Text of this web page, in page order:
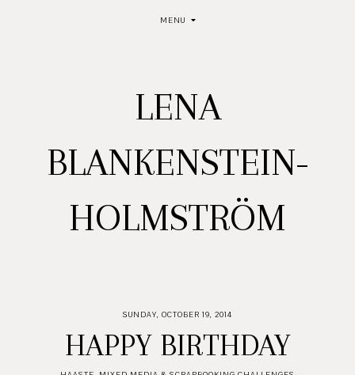
MENU
LENA
BLANKENSTEIN-
HOLMSTRÖM
SUNDAY, OCTOBER 19, 2014
HAPPY BIRTHDAY